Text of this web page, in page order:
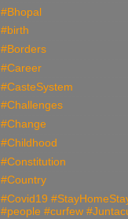
#Bhopal
#birth
#Borders
#Career
#CasteSystem
#Challenges
#Change
#Childhood
#Constitution
#Country
#Covid19
#people #curfew